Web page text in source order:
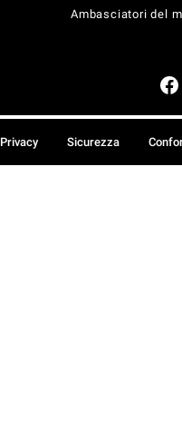
Ambasciatori del
Privacy Sicurezza